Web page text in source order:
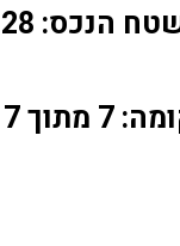
הנכס: 128 מ״ר
7 מתוך 7